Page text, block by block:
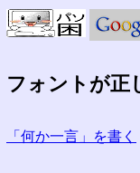
フォントが正
「何か一言」を書く